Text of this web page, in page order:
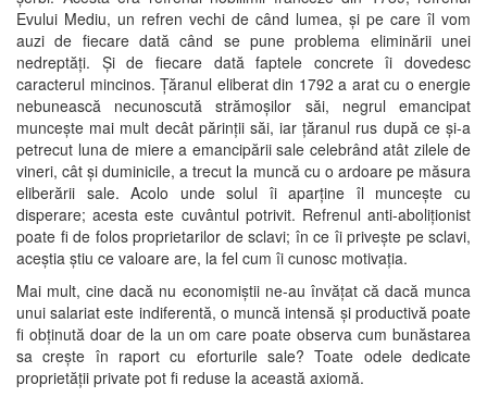
Evului Mediu, un refren vechi de când lumea, și pe care îl vom
auzi de fiecare dată când se pune problema eliminării unei
nedreptăți. Și de fiecare dată faptele concrete îi dovedesc
caracterul mincinos. Țăranul eliberat din 1792 a arat cu o energie
nebunească necunoscută strămoșilor săi, negrul emancipat
muncește mai mult decât părinții săi, iar țăranul rus după ce și-a
petrecut luna de miere a emancipării sale celebrând atât zilele de
vineri, cât și duminicile, a trecut la muncă cu o ardoare pe măsura
eliberării sale. Acolo unde solul îi aparține îl muncește cu
disperare; acesta este cuvântul potrivit. Refrenul anti-aboliționist
poate fi de folos proprietarilor de sclavi; în ce îi privește pe sclavi,
aceștia știu ce valoare are, la fel cum îi cunosc motivația.
Mai mult, cine dacă nu economiștii ne-au învățat că dacă munca
unui salariat este indiferentă, o muncă intensă și productivă poate
fi obținută doar de la un om care poate observa cum bunăstarea
sa crește în raport cu eforturile sale? Toate odele dedicate
proprietății private pot fi reduse la această axiomă.